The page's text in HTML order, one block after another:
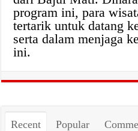
program ini, para
tertarik untuk datang
serta dalam menjaga
ini.
Recent Popular